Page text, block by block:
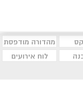
מהדורה מודפסת
לוח אירועים